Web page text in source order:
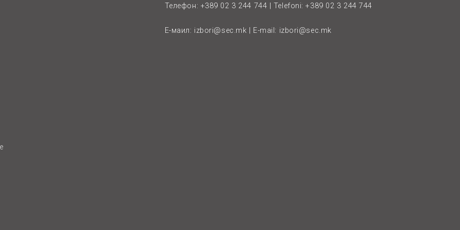
Телефон: +389 02 3 244 744 | Telefoni: +389 02 3 244 744
Е-маил: izbori@sec.mk | E-mail: izbori@sec.mk